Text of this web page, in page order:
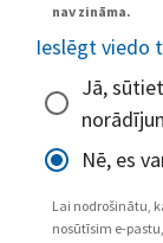
nav zināma.
Ieslēgt viedo
Jā,
Nē, es
Lai nodrošinātu,
nosūtīsim e-